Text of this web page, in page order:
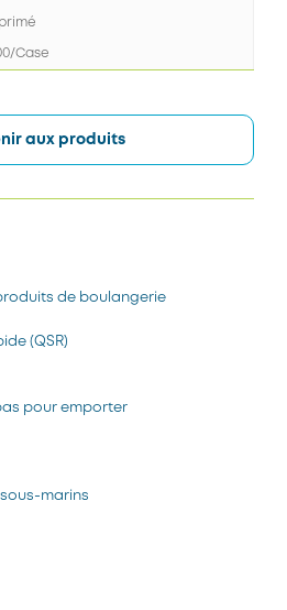
aux produits
de boulangerie
(QSR)
pour emporter
marins
Case